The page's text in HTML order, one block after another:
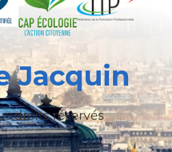
Jacquin
droits réservés